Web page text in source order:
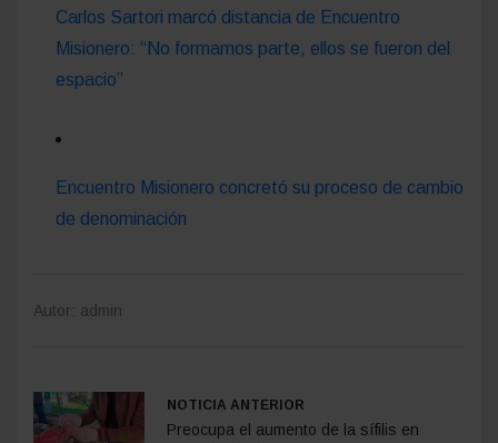
Carlos Sartori marcó distancia de Encuentro
Misionero: “No formamos parte, ellos se fueron del
espacio”
Encuentro Misionero concretó su proceso de cambio
de denominación
Autor: admin
NOTICIA ANTERIOR
Preocupa el aumento de la sífilis en